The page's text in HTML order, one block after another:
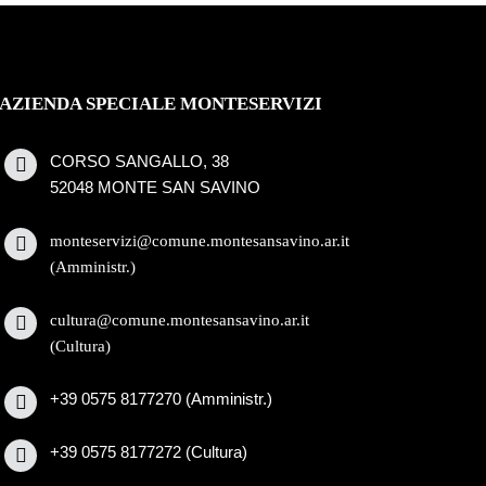
AZIENDA SPECIALE MONTESERVIZI
CORSO SANGALLO, 38
52048 MONTE SAN SAVINO
monteservizi@comune.montesansavino.ar.it
(Amministr.)
cultura@comune.montesansavino.ar.it
(Cultura)
+39 0575 8177270 (Amministr.)
+39 0575 8177272 (Cultura)